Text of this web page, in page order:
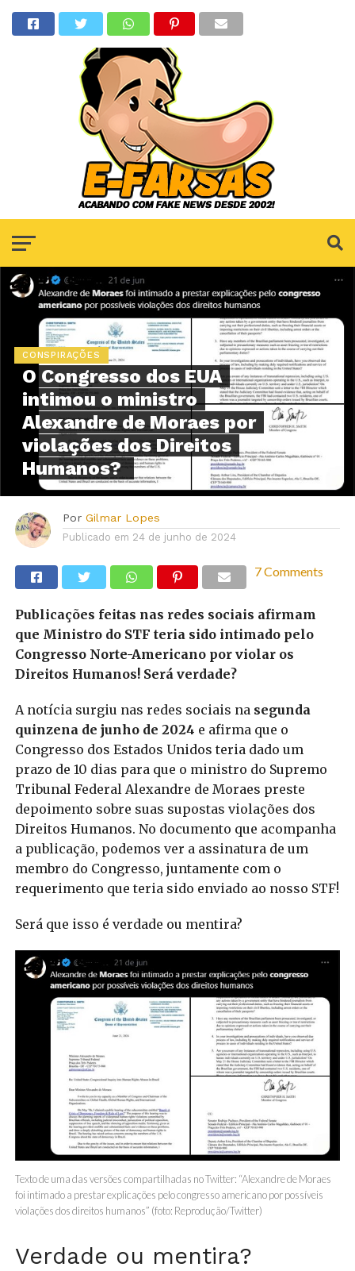
CONSPIRAÇÕES
O Congresso dos EUA
intimou o ministro
Alexandre de Moraes por
violações dos Direitos
Humanos?
Por Gilmar Lopes
Publicado em 24 de junho de 2024
7 Comments
Publicações feitas nas redes sociais afirmam
que Ministro do STF teria sido intimado pelo
Congresso Norte-Americano por violar os
Direitos Humanos! Será verdade?
A notícia surgiu nas redes sociais na segunda
quinzena de junho de 2024 e afirma que o
Congresso dos Estados Unidos teria dado um
prazo de 10 dias para que o ministro do Supremo
Tribunal Federal Alexandre de Moraes preste
depoimento sobre suas supostas violações dos
Direitos Humanos. No documento que acompanha
a publicação, podemos ver a assinatura de um
membro do Congresso, juntamente com o
requerimento que teria sido enviado ao nosso STF!
Será que isso é verdade ou mentira?
Texto de uma das versões compartilhadas no Twitter: “Alexandre de Moraes
foi intimado a prestar explicações pelo congresso americano por possíveis
violações dos direitos humanos” (foto: Reprodução/Twitter)
Verdade ou mentira?